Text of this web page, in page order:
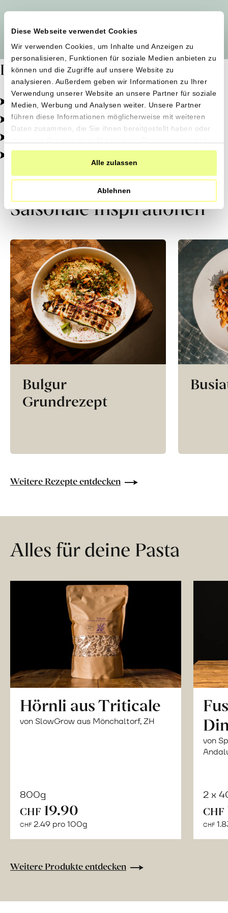
Diese Webseite verwendet Cookies
Wir verwenden Cookies, um Inhalte und Anzeigen zu
personalisieren, Funktionen für soziale Medien anbieten zu
können und die Zugriffe auf unsere Website zu
analysieren. Außerdem geben wir Informationen zu Ihrer
Verwendung unserer Website an unsere Partner für soziale
Medien, Werbung und Analysen weiter. Unsere Partner
führen diese Informationen möglicherweise mit weiteren
Daten zusammen, die Sie ihnen bereitgestellt haben oder
haben.
Alle zulassen
Ablehnen
Dafür stehen wir
Pestizidfrei angebaut, schonend verarbeitet.
Natürliche Zutaten, echter Geschmack.
Von kleinen Höfen, direkt zu dir.
100% transparent, 0% Zusatzstoffe.
Saisonale Inspirationen
Bulgur
Grundrezept
Weitere Rezepte entdecken
Alles für deine Pasta
Hörnli aus Triticale
von SlowGrow aus Mönchaltorf, ZH
800g
CHF 19.90
CHF 2.49 pro 100g
von
2 x
CHF
CHF
Weitere Produkte entdecken